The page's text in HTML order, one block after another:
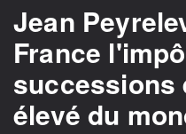
Jean
France
successions
élevé du